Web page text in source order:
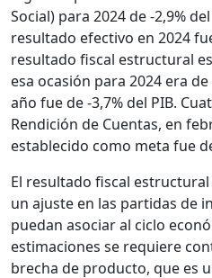
Social) para 2024 de -2,9%
resultado efectivo en 2024
resultado fiscal estructural
esa ocasión para 2024 era
año fue de -3,7% del PIB.
Rendición de Cuentas, en
establecido como meta fue
El resultado fiscal
un ajuste en las partidas de
puedan asociar al ciclo
estimaciones se requiere
brecha de producto, que es